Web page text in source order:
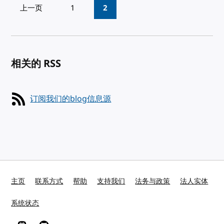
Pagination
上一页 1 2
相关的 RSS
订阅我们的blog信息源
主页 联系方式 帮助 支持我们 法务与政策 法人实体
系统状态